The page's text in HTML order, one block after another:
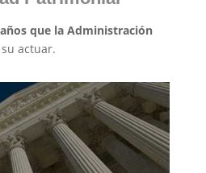
que la Administración
actuar.